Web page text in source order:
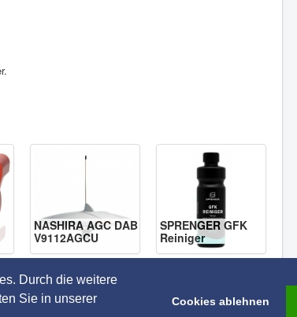
Durch die weitere
Sie in unserer
Cookies ablehnen
NASHIRA AGC DAB
V9112AGCU
SPRENGER GFK
Reiniger